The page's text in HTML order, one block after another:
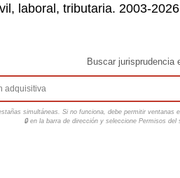
laboral, tributaria. 2003-
Buscar jurisprudencia
simultáneas. Si no funciona, debe permitir ventanas
🔒 en la barra de dirección y seleccione Permisos del